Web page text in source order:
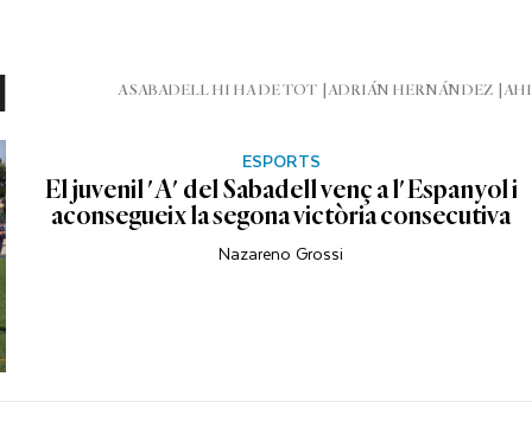
A SABADELL HI HA DE TOT ADRIÁN HERNÁNDEZ
ESPORTS
El juvenil 'A' del Sabadell venç a l'Espanyol i
aconsegueix la segona victòria consecutiva
Nazareno Grossi